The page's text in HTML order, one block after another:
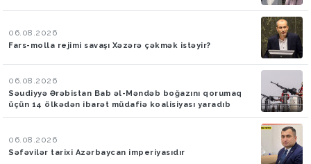
06.08.2026
Fars-molla rejimi savaşı Xəzərə çəkmək istəyir?
06.08.2026
Səudiyyə Ərəbistan Bab əl-Məndəb boğazını qorumaq
üçün 14 ölkədən ibarət müdafiə koalisiyası yaradıb
06.08.2026
Səfəvilər tarixi Azərbaycan imperiyasıdır